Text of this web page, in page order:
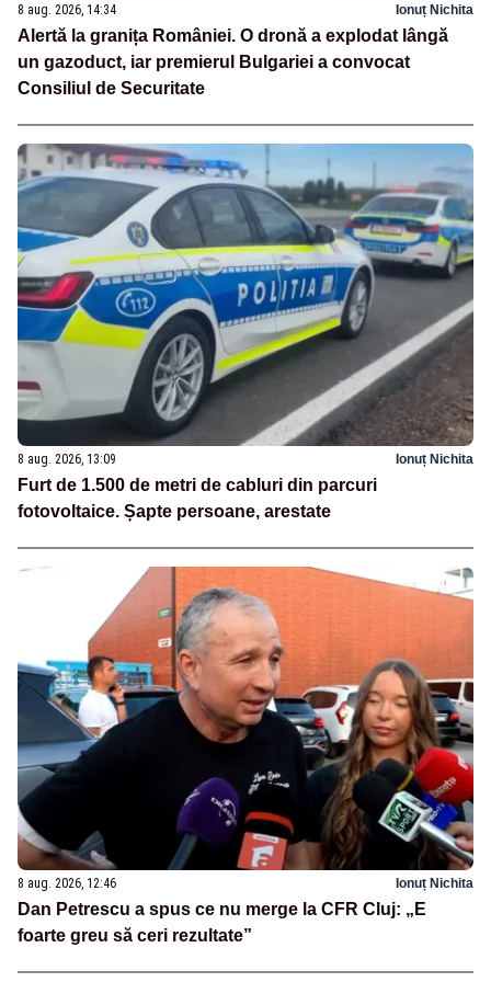
8 aug. 2026, 14:34 Ionuț Nichita
Alertă la granița României. O dronă a explodat lângă
un gazoduct, iar premierul Bulgariei a convocat
Consiliul de Securitate
8 aug. 2026, 13:09 Ionuț Nichita
Furt de 1.500 de metri de cabluri din parcuri
fotovoltaice. Șapte persoane, arestate
8 aug. 2026, 12:46 Ionuț Nichita
Dan Petrescu a spus ce nu merge la CFR Cluj: „E
foarte greu să ceri rezultate”